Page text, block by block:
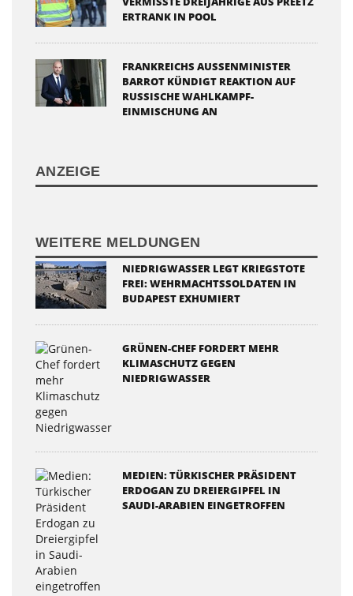
ERTRANK IN POOL
FRANKREICHS AUSSENMINISTER B
ARROT KÜNDIGT REAKTION AUF R
USSISCHE WAHLKAMPF-E
INMISCHUNG AN
ANZEIGE
WEITERE MELDUNGEN
NIEDRIGWASSER LEGT KRIEGSTOTE
FREI: WEHRMACHTSSOLDATEN IN
BUDAPEST EXHUMIERT
GRÜNEN-CHEF FORDERT MEHR
KLIMASCHUTZ GEGEN
NIEDRIGWASSER
MEDIEN: TÜRKISCHER PRÄSIDENT
ERDOGAN ZU DREIERGIPFEL IN
SAUDI-ARABIEN EINGETROFFEN